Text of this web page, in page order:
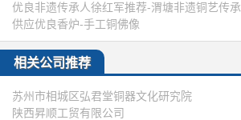
优良非遗传承人徐红军推荐-渭塘非遗铜艺传承
供应优良香炉-手工铜佛像
相关公司推荐
苏州市相城区弘君堂铜器文化研究院
陕西昇顺工贸有限公司